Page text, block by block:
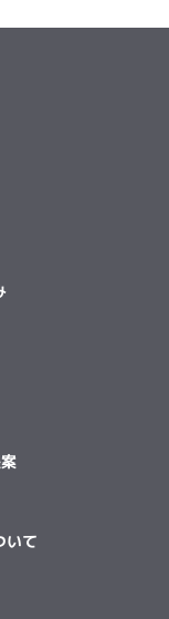
いて